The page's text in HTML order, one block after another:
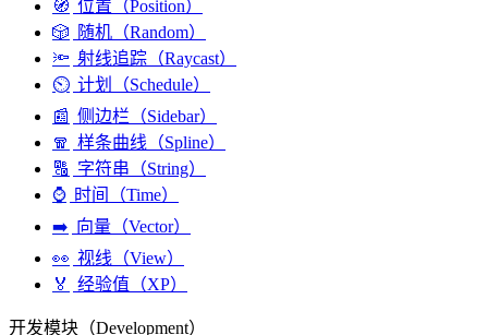
🧭 位置（Position）
🎲 随机（Random）
🔦 射线追踪（Raycast）
⏲️ 计划（Schedule）
📰 侧边栏（Sidebar）
🧣 样条曲线（Spline）
🔠 字符串（String）
⌚ 时间（Time）
➡️ 向量（Vector）
👀 视线（View）
🏅
经验值（XP）
开发模块（Development）